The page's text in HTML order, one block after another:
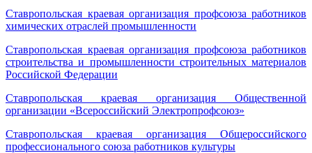
Ставропольская краевая организация профсоюза работников
химических отраслей промышленности
Ставропольская краевая организация профсоюза работников
строительства и промышленности строительных материалов
Российской Федерации
Ставропольская краевая организация Общественной
организации «Всероссийский Электропрофсоюз»
Ставропольская краевая организация Общероссийского
профессионального союза работников культуры